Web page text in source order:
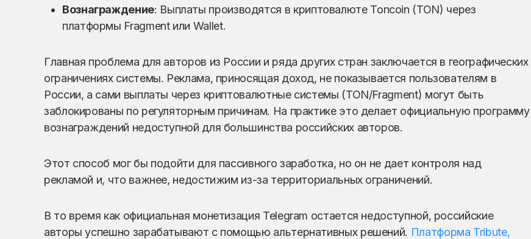
Вознаграждение: Выплаты производятся в криптовалюте Toncoin (TON) через
платформы Fragment или Wallet.
Главная проблема для авторов из России и ряда других стран заключается в географических
ограничениях системы. Реклама, приносящая доход, не показывается пользователям в
России, а сами выплаты через криптовалютные системы (TON/Fragment) могут быть
заблокированы по регуляторным причинам. На практике это делает официальную программу
вознаграждений недоступной для большинства российских авторов.
Этот способ мог бы подойти для пассивного заработка, но он не дает контроля над
рекламой и, что важнее, недостижим из-за территориальных ограничений.
В то время как официальная монетизация Telegram остается недоступной, российские
авторы успешно зарабатывают с помощью альтернативных решений. Платформа Tribute,